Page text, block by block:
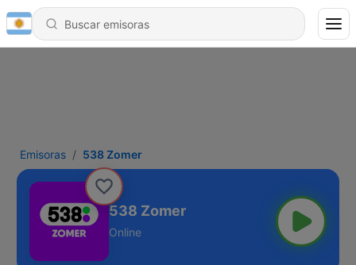
Emisoras 538 Zomer
538 Zomer
Online